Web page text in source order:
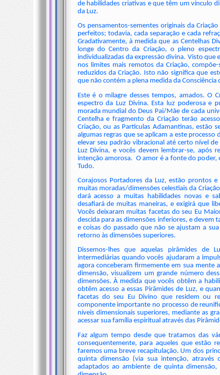
de habilidades criativas e que têm um vínculo
da Luz.
Os pensamentos-sementes originais da
perfeitos; todavia, cada separação e cada
Gradativamente, à medida que as Centelhas
longe do Centro da Criação, o pleno
individualizadas da expressão divina. Visto que
nos limites mais remotos da Criação,
reduzidos da Criação. Isto não significa que
que não contém a plena medida da Consciência
Este é o milagre desses tempos, amados. O
espectro da Luz Divina. Esta luz poderosa e
morada mundial do Deus Pai/Mãe de cada
Centelha e fragmento da Criação terão
Criação, ou as Partículas Adamantinas, estão
algumas regras que se aplicam a este processo
elevar seu padrão vibracional até certo nível
Luz Divina, e vocês devem lembrar-se, após
intenção amorosa. O amor é a fonte do poder,
Tudo.
Corajosos Portadores da Luz, estão prontos
muitas moradas/dimensões celestiais da
dará acesso a muitas habilidades novas e
desafiará de muitas maneiras, e exigirá que
Vocês deixaram muitas facetas do seu Eu
descida para as dimensões inferiores, e devem
e coisas do passado que não se ajustam a
retorno às dimensões superiores.
Dissemos-lhes que aquelas pirâmides de
intermediárias quando vocês ajudaram a
agora conceberam firmemente em sua mente
dimensão, visualizem um grande número
dimensões. À medida que vocês obtêm a
obtêm acesso a essas Pirâmides de Luz, e
facetas do seu Eu Divino que residem ou
componente importante no processo de
níveis dimensionais superiores, mediante as
acessar sua família espiritual através das
Faz algum tempo desde que tratamos das
consequentemente, para aqueles que estão
faremos uma breve recapitulação. Um dos
quinta dimensão (via sua intenção, através
adaptados ao ambiente de quinta